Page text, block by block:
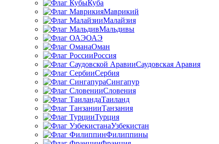
Куба
Маврикий
Малайзия
Мальдивы
ОАЭ
Оман
Россия
Саудовская Аравия
Сербия
Сингапур
Словения
Таиланд
Танзания
Турция
Узбекистан
Филиппины